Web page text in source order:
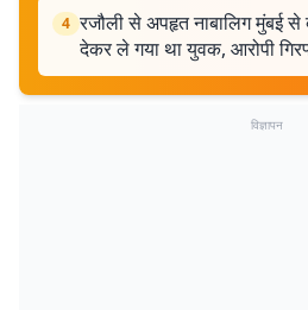
4 रजौली से अपहृत नाबालिग मुंबई से
देकर ले गया था युवक, आरोपी
विज्ञापन